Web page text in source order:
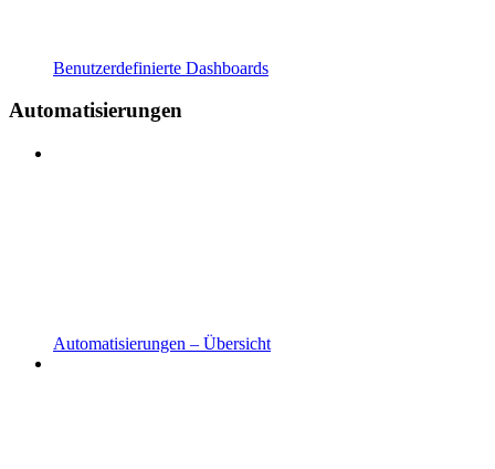
Benutzerdefinierte Dashboards
Automatisierungen
Automatisierungen – Übersicht